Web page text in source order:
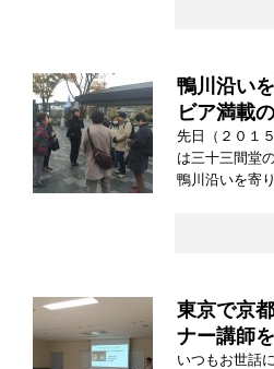
鴨川沿い
ビア満載
先日（２０１
は三十三間堂
鴨川沿いを寄
東京で京
ナー講師
いつもお世話